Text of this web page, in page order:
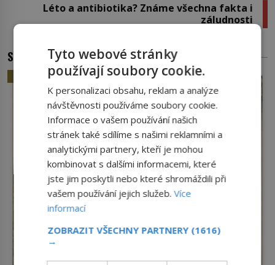
Léto a antibiotika? Známe všechna fakta i
záludnosti
SOUVISEJÍCÍ ČLÁNKY
HISTORIE
Tyto webové stránky
používají soubory cookie.
K personalizaci obsahu, reklam a analýze
návštěvnosti používáme soubory cookie.
Informace o vašem používání našich
stránek také sdílíme s našimi reklamními a
analytickými partnery, kteří je mohou
kombinovat s dalšími informacemi, které
jste jim poskytli nebo které shromáždili při
vašem používání jejich služeb.Více
informací
ZOBRAZIT VŠECHNY PARTNERY (1616)
→